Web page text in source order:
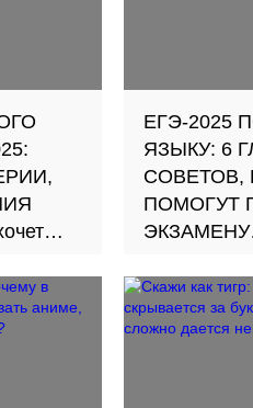
ЕГЭ-2025
ЯЗЫКУ: 6
СОВЕТОВ,
ПОМОГУТ
ЭКЗАМЕНУ
языка и